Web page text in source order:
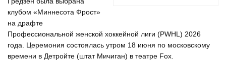
клубом «Миннесота Фрост»
на драфте
Профессиональной женской хоккейной лиги (PWHL) 2026
года. Церемония состоялась утром 18 июня по московскому
времени в Детройте (штат Мичиган) в театре Fox.